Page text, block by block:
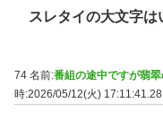
スレタイの大文字は
74 名前:番組の途中ですが翡
時:2026/05/12(火) 17:11:41.28